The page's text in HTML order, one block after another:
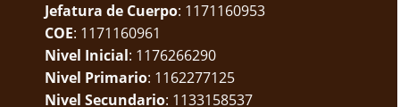
Jefatura de Cuerpo: 1171160953
COE: 1171160961
Nivel Inicial: 1176266290
Nivel Primario: 1162277125
Nivel Secundario: 1133158537